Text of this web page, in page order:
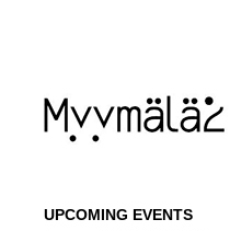
UPCOMING EVENTS